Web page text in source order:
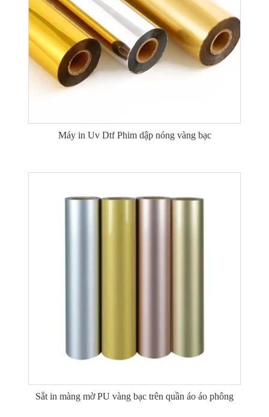
Máy in Uv Dtf Phim dập nóng vàng bạc
Sắt in màng mờ PU vàng bạc trên quần áo áo phông